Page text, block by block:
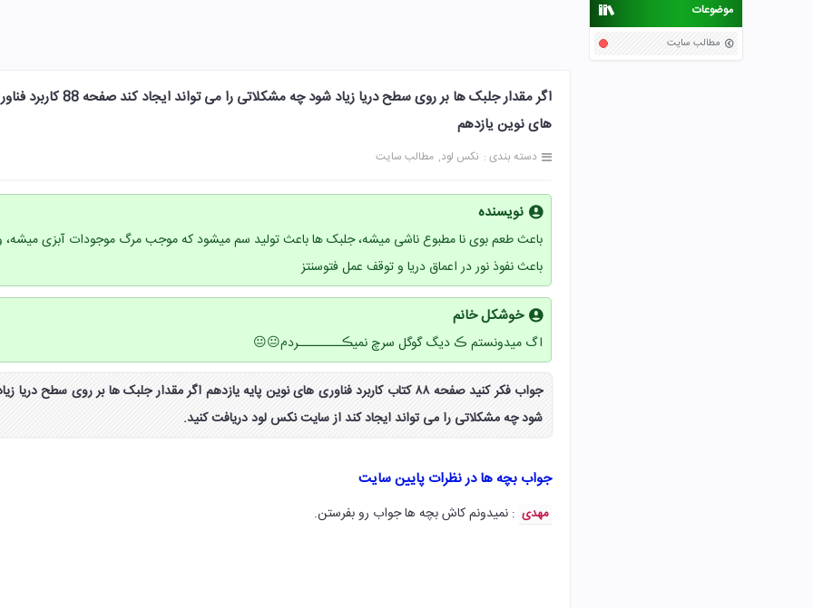
موضوعات
مطالب سایت
اگر مقدار جلبک ها بر روی سطح دریا زیاد شود چه مشکلاتی را می تواند ایجاد کند
های نوین یازدهم
دسته بندی : نکس لود مطالب سایت
نویسنده
باعث طعم بوی نا مطبوع ناشی میشه، جلبک ها باعث تولید سم میشود که موجب مرگ موجودات آبزی میشه،
باعث نفوذ نور در اعماق دریا و توقف عمل فتوسنتز
خوشکل خانم
اگ میدونستم ڪ دیگ گوگل سرچ نمیڪــــــــردم😐😐
جواب فکر کنید صفحه ۸۸ کتاب کاربرد فناوری های نوین پایه یازدهم اگر مقدار جلبک ها بر روی سطح دریا
شود چه مشکلاتی را می تواند ایجاد کند از سایت نکس لود دریافت کنید.
جواب بچه ها در نظرات پایین سایت
مهدی : نمیدونم کاش بچه ها جواب رو بفرستن.